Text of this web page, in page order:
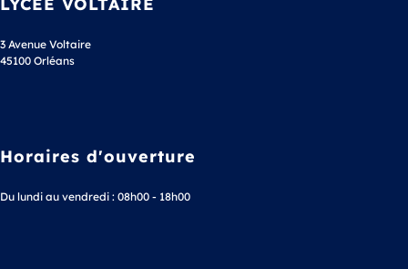
3 Avenue Voltaire
45100 Orléans
Horaires d'ouverture
Du lundi au vendredi : 08h00 - 18h00